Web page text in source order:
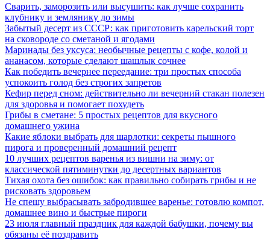
Сварить, заморозить или высушить: как лучше сохранить
клубнику и землянику до зимы
Забытый десерт из СССР: как приготовить карельский торт
на сковороде со сметаной и ягодами
Маринады без уксуса: необычные рецепты с кофе, колой и
ананасом, которые сделают шашлык сочнее
Как победить вечернее переедание: три простых способа
успокоить голод без строгих запретов
Кефир перед сном: действительно ли вечерний стакан полезен
для здоровья и помогает похудеть
Грибы в сметане: 5 простых рецептов для вкусного
домашнего ужина
Какие яблоки выбрать для шарлотки: секреты пышного
пирога и проверенный домашний рецепт
10 лучших рецептов варенья из вишни на зиму: от
классической пятиминутки до десертных вариантов
Тихая охота без ошибок: как правильно собирать грибы и не
рисковать здоровьем
Не спешу выбрасывать забродившее варенье: готовлю компот,
домашнее вино и быстрые пироги
23 июля главный праздник для каждой бабушки, почему вы
обязаны её поздравить